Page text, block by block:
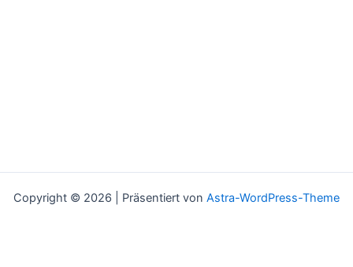
Copyright © 2026 | Präsentiert von Astra-WordPress-Theme